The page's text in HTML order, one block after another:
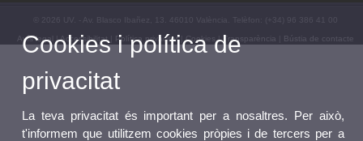
© 2026 UV. - Av. Blasco Ibañez, 13. 46010 València. Telèfon: (+34) 96 386 41 00
Avís legal |Accessibilitat| Política privacitat|Cookies|Transparència Bústia de contacte
Cookies i política de
privacitat
La teva privacitat és important per a nosaltres. Per això,
t'informem que utilitzem cookies pròpies i de tercers per a